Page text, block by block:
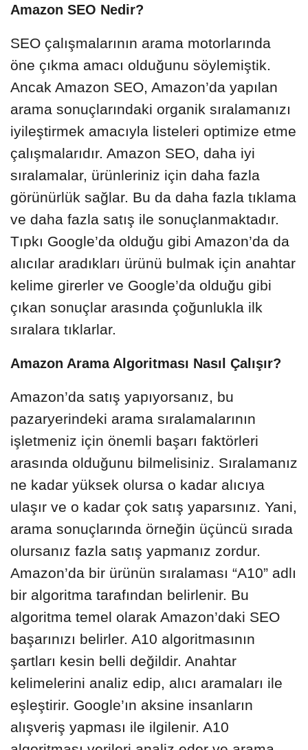
Amazon SEO Nedir?
SEO çalışmalarının arama motorlarında
öne çıkma amacı olduğunu söylemiştik.
Ancak Amazon SEO, Amazon’da yapılan
arama sonuçlarındaki organik sıralamanızı
iyileştirmek amacıyla listeleri optimize etme
çalışmalarıdır. Amazon SEO, daha iyi
sıralamalar, ürünleriniz için daha fazla
görünürlük sağlar. Bu da daha fazla tıklama
ve daha fazla satış ile sonuçlanmaktadır.
Tıpkı Google’da olduğu gibi Amazon’da da
alıcılar aradıkları ürünü bulmak için anahtar
kelime girerler ve Google’da olduğu gibi
çıkan sonuçlar arasında çoğunlukla ilk
sıralara tıklarlar.
Amazon Arama Algoritması Nasıl Çalışır?
Amazon’da satış yapıyorsanız, bu
pazaryerindeki arama sıralamalarının
işletmeniz için önemli başarı faktörleri
arasında olduğunu bilmelisiniz. Sıralamanız
ne kadar yüksek olursa o kadar alıcıya
ulaşır ve o kadar çok satış yaparsınız. Yani,
arama sonuçlarında örneğin üçüncü sırada
olursanız fazla satış yapmanız zordur.
Amazon’da bir ürünün sıralaması “A10” adlı
bir algoritma tarafından belirlenir. Bu
algoritma temel olarak Amazon’daki SEO
başarınızı belirler. A10 algoritmasının
şartları kesin belli değildir. Anahtar
kelimelerini analiz edip, alıcı aramaları ile
eşleştirir. Google’ın aksine insanların
alışveriş yapması ile ilgilenir. A10